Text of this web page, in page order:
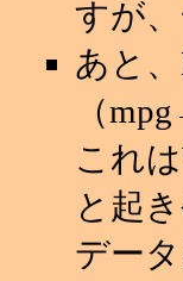
すが
あと
（
これ
と起
デー